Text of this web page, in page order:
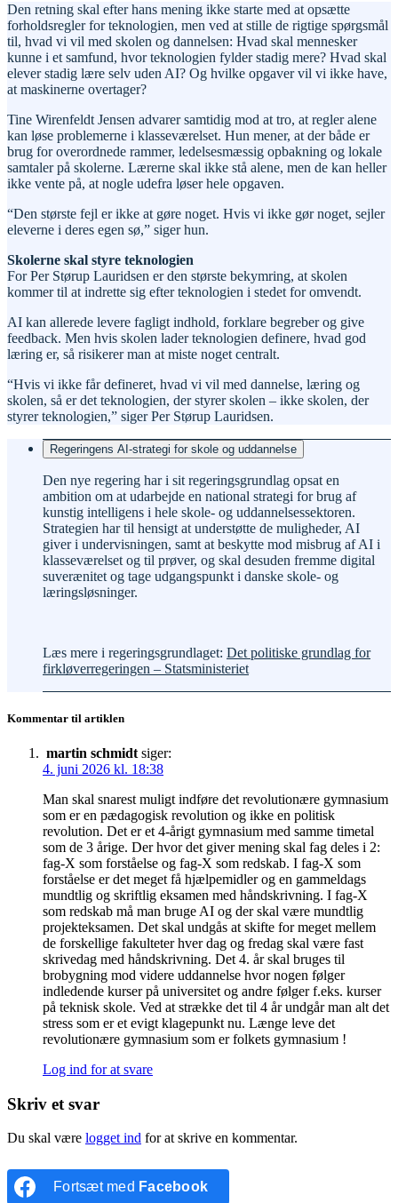
Den retning skal efter hans mening ikke starte med at opsætte
forholdsregler for teknologien, men ved at stille de rigtige spørgsmål
til, hvad vi vil med skolen og dannelsen: Hvad skal mennesker
kunne i et samfund, hvor teknologien fylder stadig mere? Hvad skal
elever stadig lære selv uden AI? Og hvilke opgaver vil vi ikke have,
at maskinerne overtager?
Tine Wirenfeldt Jensen advarer samtidig mod at tro, at regler alene
kan løse problemerne i klasseværelset. Hun mener, at der både er
brug for overordnede rammer, ledelsesmæssig opbakning og lokale
samtaler på skolerne. Lærerne skal ikke stå alene, men de kan heller
ikke vente på, at nogle udefra løser hele opgaven.
“Den største fejl er ikke at gøre noget. Hvis vi ikke gør noget, sejler
eleverne i deres egen sø,” siger hun.
Skolerne skal styre teknologien
For Per Størup Lauridsen er den største bekymring, at skolen
kommer til at indrette sig efter teknologien i stedet for omvendt.
AI kan allerede levere fagligt indhold, forklare begreber og give
feedback. Men hvis skolen lader teknologien definere, hvad god
læring er, så risikerer man at miste noget centralt.
“Hvis vi ikke får defineret, hvad vi vil med dannelse, læring og
skolen, så er det teknologien, der styrer skolen – ikke skolen, der
styrer teknologien,” siger Per Størup Lauridsen.
Regeringens AI-strategi for skole og uddannelse
Den nye regering har i sit regeringsgrundlag opsat en
ambition om at udarbejde en national strategi for brug af
kunstig intelligens i hele skole- og uddannelsessektoren.
Strategien har til hensigt at understøtte de muligheder, AI
giver i undervisningen, samt at beskytte mod misbrug af AI i
klasseværelset og til prøver, og skal desuden fremme digital
suverænitet og tage udgangspunkt i danske skole- og
læringsløsninger.
Læs mere i regeringsgrundlaget: Det politiske grundlag for
firkløverregeringen – Statsministeriet
Kommentar til artiklen
martin schmidt siger:
4. juni 2026 kl. 18:38
Man skal snarest muligt indføre det revolutionære gymnasium
som er en pædagogisk revolution og ikke en politisk
revolution. Det er et 4-årigt gymnasium med samme timetal
som de 3 årige. Der hvor det giver mening skal fag deles i 2:
fag-X som forståelse og fag-X som redskab. I fag-X som
forståelse er det meget få hjælpemidler og en gammeldags
mundtlig og skriftlig eksamen med håndskrivning. I fag-X
som redskab må man bruge AI og der skal være mundtlig
projekteksamen. Det skal undgås at skifte for meget mellem
de forskellige fakulteter hver dag og fredag skal være fast
skrivedag med håndskrivning. Det 4. år skal bruges til
brobygning mod videre uddannelse hvor nogen følger
indledende kurser på universitet og andre følger f.eks. kurser
på teknisk skole. Ved at strække det til 4 år undgår man alt det
stress som er et evigt klagepunkt nu. Længe leve det
revolutionære gymnasium som er folkets gymnasium !
Log ind for at svare
Skriv et svar
Du skal være logget ind for at skrive en kommentar.
Fortsæt med Facebook